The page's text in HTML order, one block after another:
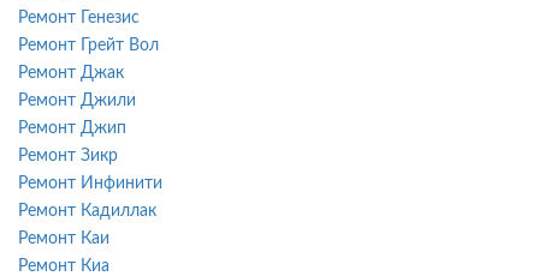
Ремонт Генезис
Ремонт Грейт Вол
Ремонт Джак
Ремонт Джили
Ремонт Джип
Ремонт Зикр
Ремонт Инфинити
Ремонт Кадиллак
Ремонт Каи
Ремонт Киа